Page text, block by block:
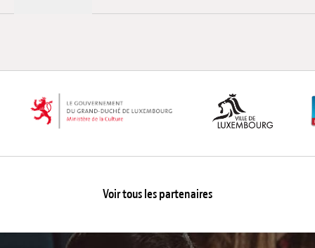
Voir tous les partenaires